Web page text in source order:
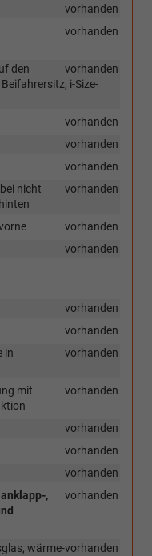
vorhanden
vorhanden
vorhanden
den
i-Size-
vorhanden
vorhanden
vorhanden
vorhanden
nicht
vorhanden
vorhanden
vorhanden
vorhanden
vorhanden
in
vorhanden
mit
vorhanden
vorhanden
vorhanden
vorhanden
,
vorhanden
wärme-